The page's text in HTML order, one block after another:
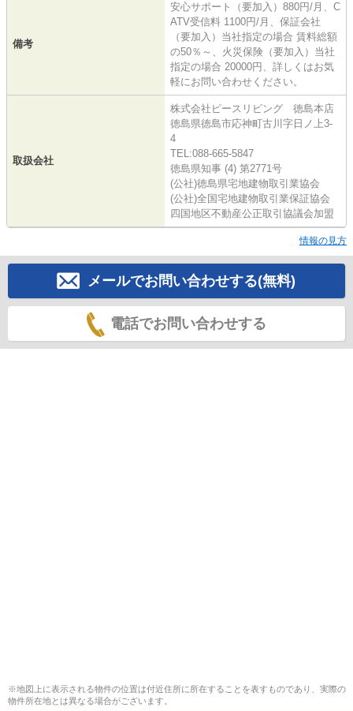
備考
安心サポート（要加入）880円/月、C
ATV受信料 1100円/月、保証会社
（要加入）当社指定の場合 賃料総額
の50％～、火災保険（要加入）当社
指定の場合 20000円、詳しくはお気
軽にお問い合わせください。
取扱会社
株式会社ピースリビング 徳島本店
徳島県徳島市応神町古川字日ノ上3-
4
TEL:088-665-5847
徳島県知事 (4) 第2771号
(公社)徳島県宅地建物取引業協会
(公社)全国宅地建物取引業保証協会
四国地区不動産公正取引協議会加盟
情報の見方
メールでお問い合わせする(無料)
電話でお問い合わせする
※地図上に表示される物件の位置は付近住所に所在することを表すものであり、実際の
物件所在地とは異なる場合がございます。